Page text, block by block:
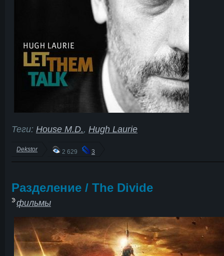
Теги: House M.D., Hugh Laurie
Dekstor 2 629 3
Разделение / The Divide
фильмы